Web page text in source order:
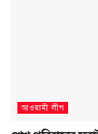
আওয়ামী লীগ